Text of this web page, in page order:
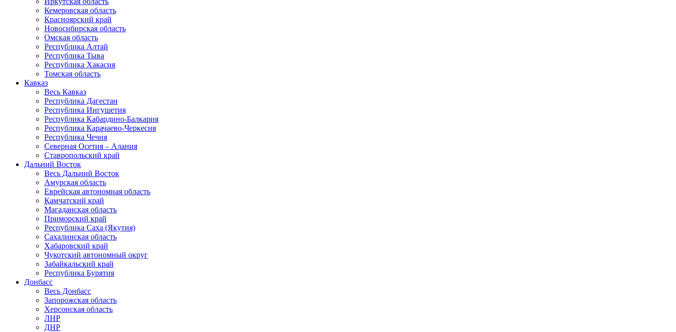
Кемеровская область
Красноярский край
Новосибирская область
Омская область
Республика Алтай
Республика Тыва
Республика Хакасия
Томская область
Кавказ
Весь Кавказ
Республика Дагестан
Республика Ингушетия
Республика Кабардино-Балкария
Республика Карачаево-Черкесия
Республика Чечня
Северная Осетия – Алания
Ставропольский край
Дальний Восток
Весь Дальний Восток
Амурская область
Еврейская автономная область
Камчатский край
Магаданская область
Приморский край
Республика Саха (Якутия)
Сахалинская область
Хабаровский край
Чукотский автономный округ
Забайкальский край
Республика Бурятия
Донбасс
Весь Донбасс
Запорожская область
Херсонская область
ЛНР
ДНР